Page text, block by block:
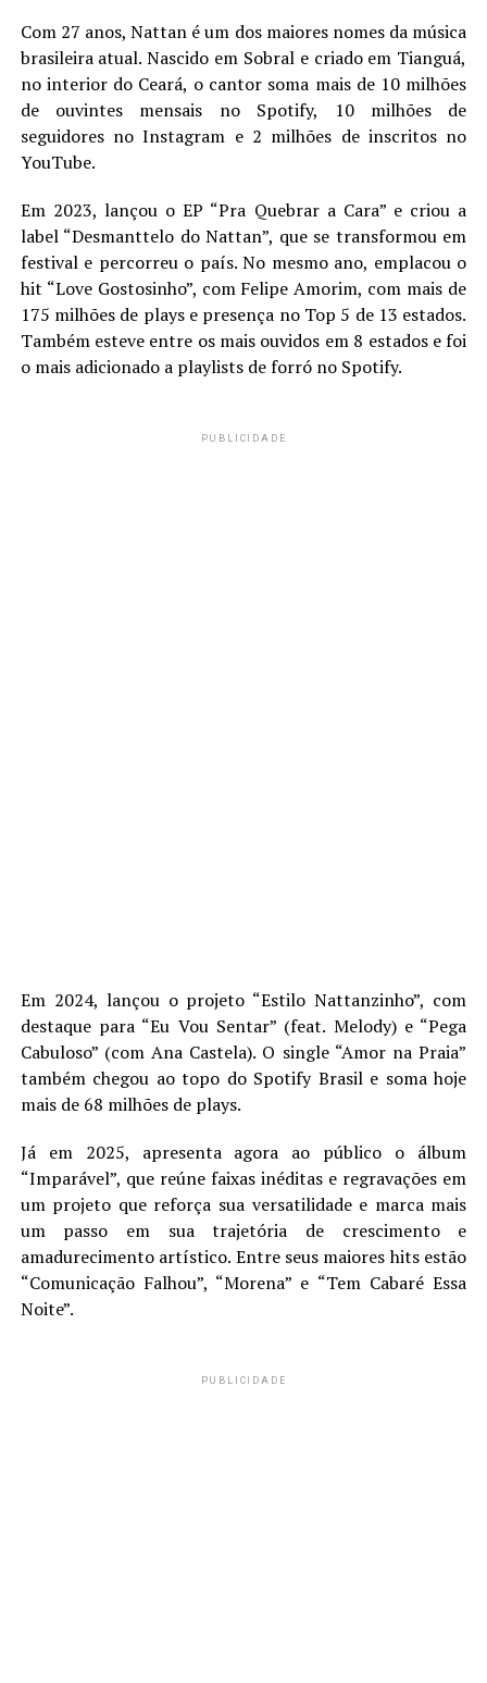
Com 27 anos, Nattan é um dos maiores nomes da música
brasileira atual. Nascido em Sobral e criado em Tianguá,
no interior do Ceará, o cantor soma mais de 10 milhões
de ouvintes mensais no Spotify, 10 milhões de
seguidores no Instagram e 2 milhões de inscritos no
YouTube.
Em 2023, lançou o EP “Pra Quebrar a Cara” e criou a
label “Desmanttelo do Nattan”, que se transformou em
festival e percorreu o país. No mesmo ano, emplacou o
hit “Love Gostosinho”, com Felipe Amorim, com mais de
175 milhões de plays e presença no Top 5 de 13 estados.
Também esteve entre os mais ouvidos em 8 estados e foi
o mais adicionado a playlists de forró no Spotify.
PUBLICIDADE
Em 2024, lançou o projeto “Estilo Nattanzinho”, com
destaque para “Eu Vou Sentar” (feat. Melody) e “Pega
Cabuloso” (com Ana Castela). O single “Amor na Praia”
também chegou ao topo do Spotify Brasil e soma hoje
mais de 68 milhões de plays.
Já em 2025, apresenta agora ao público o álbum
“Imparável”, que reúne faixas inéditas e regravações em
um projeto que reforça sua versatilidade e marca mais
um passo em sua trajetória de crescimento e
amadurecimento artístico. Entre seus maiores hits estão
“Comunicação Falhou”, “Morena” e “Tem Cabaré Essa
Noite”.
PUBLICIDADE